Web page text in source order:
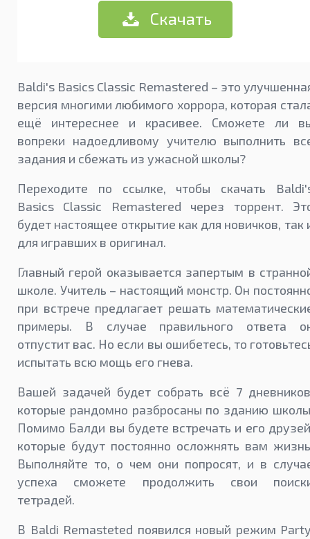
Скачать
Baldi's Basics Classic Remastered – это
версия многими любимого хоррора, которая
ещё интереснее и красивее. Сможете ли
вопреки надоедливому учителю выполнить
задания и сбежать из ужасной школы?
Переходите по ссылке, чтобы скачать
Basics Classic Remastered через торрент.
будет настоящее открытие как для новичков, так
для игравших в оригинал.
Главный герой оказывается запертым в
школе. Учитель – настоящий монстр. Он
при встрече предлагает решать
примеры. В случае правильного ответа
отпустит вас. Но если вы ошибетесь, то
испытать всю мощь его гнева.
Вашей задачей будет собрать всё 7
которые рандомно разбросаны по зданию
Помимо Балди вы будете встречать и его
которые будут постоянно осложнять вам
Выполняйте то, о чем они попросят, и в
успеха сможете продолжить свои
тетрадей.
В Baldi Remasteted появился новый режим